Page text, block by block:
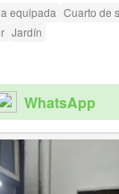
equipada Cuarto de
Jardín
WhatsApp